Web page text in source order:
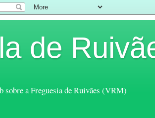
de
sobre a Freguesia de Ruivães (VRM)